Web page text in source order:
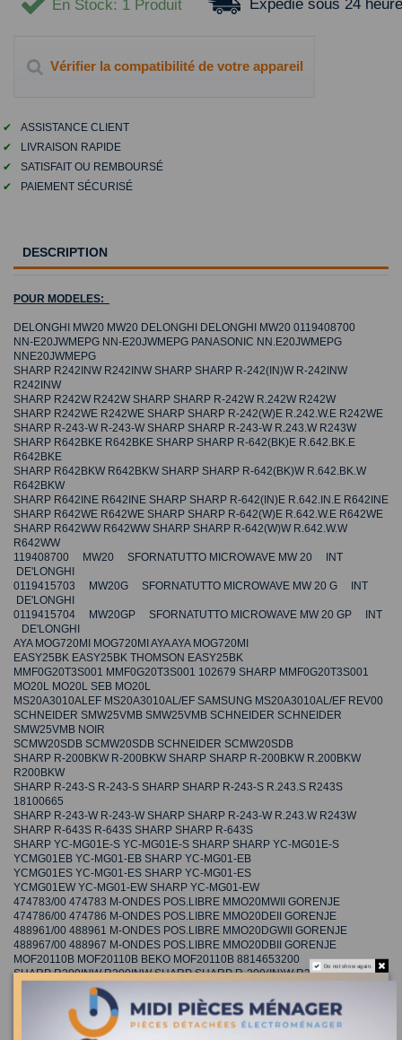
En Stock: 1 Produit Expédié sous 24
Vérifier la compatibilité de votre appareil
✔
ASSISTANCE CLIENT
✔
LIVRAISON RAPIDE
✔
SATISFAIT OU REMBOURSÉ
✔
PAIEMENT SÉCURISÉ
DESCRIPTION
POUR MODELES:
DELONGHI MW20 MW20 DELONGHI DELONGHI MW20 0119408700
NN-E20JWMEPG NN-E20JWMEPG PANASONIC NN.E20JWMEPG
NNE20JWMEPG
SHARP R242INW R242INW SHARP SHARP R-242(IN)W R-242INW
R242INW
SHARP R242W R242W SHARP SHARP R-242W R.242W R242W
SHARP R242WE R242WE SHARP SHARP R-242(W)E R.242.W.E R242WE
SHARP R-243-W R-243-W SHARP SHARP R-243-W R.243.W R243W
SHARP R642BKE R642BKE SHARP SHARP R-642(BK)E R.642.BK.E
R642BKE
SHARP R642BKW R642BKW SHARP SHARP R-642(BK)W R.642.BK.W
R642BKW
SHARP R642INE R642INE SHARP SHARP R-642(IN)E R.642.IN.E R642INE
SHARP R642WE R642WE SHARP SHARP R-642(W)E R.642.W.E R642WE
SHARP R642WW R642WW SHARP SHARP R-642(W)W R.642.W.W
R642WW
119408700 MW20 SFORNATUTTO MICROWAVE MW 20 INT
DE'LONGHI
0119415703 MW20G SFORNATUTTO MICROWAVE MW 20 G INT
DE'LONGHI
0119415704 MW20GP SFORNATUTTO MICROWAVE MW 20 GP INT
DE'LONGHI
AYA MOG720MI MOG720MI AYA AYA MOG720MI
EASY25BK EASY25BK THOMSON EASY25BK
MMF0G20T3S001 MMF0G20T3S001 102679 SHARP MMF0G20T3S001
MO20L MO20L SEB MO20L
MS20A3010ALEF MS20A3010AL/EF SAMSUNG MS20A3010AL/EF REV00
SCHNEIDER SMW25VMB SMW25VMB SCHNEIDER SCHNEIDER
SMW25VMB NOIR
SCMW20SDB SCMW20SDB SCHNEIDER SCMW20SDB
SHARP R-200BKW R-200BKW SHARP SHARP R-200BKW R.200BKW
R200BKW
SHARP R-243-S R-243-S SHARP SHARP R-243-S R.243.S R243S
18100665
SHARP R-243-W R-243-W SHARP SHARP R-243-W R.243.W R243W
SHARP R-643S R-643S SHARP SHARP R-643S
SHARP YC-MG01E-S YC-MG01E-S SHARP SHARP YC-MG01E-S
YCMG01EB YC-MG01-EB SHARP YC-MG01-EB
YCMG01ES YC-MG01-ES SHARP YC-MG01-ES
YCMG01EW YC-MG01-EW SHARP YC-MG01-EW
474783/00 474783 M-ONDES POS.LIBRE MMO20MWII GORENJE
474786/00 474786 M-ONDES POS.LIBRE MMO20DEII GORENJE
488961/00 488961 M-ONDES POS.LIBRE MMO20DGWII GORENJE
488967/00 488967 M-ONDES POS.LIBRE MMO20DBII GORENJE
MOF20110B MOF20110B BEKO MOF20110B 8814653200
SHARP R200INW R200INW SHARP SHARP R-200(IN)W R200INW
SHARP R200WW R200WW SHARP SHARP R-200(W)W R-200WW
R.200.W.W R200WW
SHARP R20STW R20STW SHARP SHARP R-20STW R.20STW R20STW
SHARP R222STWE R222STWE SHARP SHARP R-222STWE R.222STWE
Do not show again.